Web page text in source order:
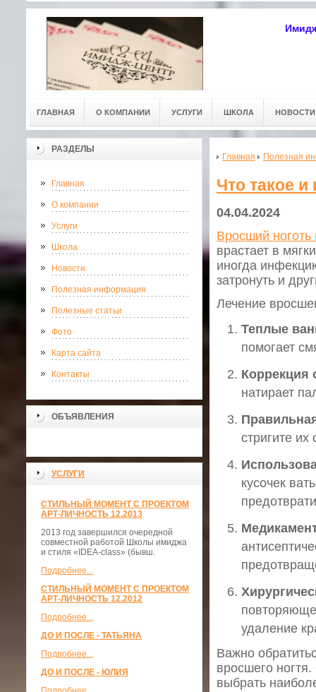
ГЛАВНАЯ О КОМПАНИИ УСЛУГИ ШКОЛА НОВОСТИ
РАЗДЕЛЫ
Главная
О компании
Услуги
Школа
Новости
Полезная информация
Полезные статьи
Фото
Карта сайта
Контакты
ОБЪЯВЛЕНИЯ
УСЛУГИ
СТИЛЬНЫЙ МОМЕНТ С ПРОЕКТОМ
АРТ-ЛИЧНОСТЬ 12.2013
2013 год завершился очередной
совместной работой Школы имиджа
и стиля «IDEA-class» (бывш.
Подробнее...
СТИЛЬНЫЙ МОМЕНТ С ПРОЕКТОМ
АРТ-ЛИЧНОСТЬ 12.2012
Подробнее...
ДО И ПОСЛЕ - ТАТЬЯНА
Подробнее...
ДО И ПОСЛЕ - ЮЛИЯ
Главная Полезная
Что такое и
04.04.2024
Вросший ноготь
врастает в
иногда
затронуть и
Лечение
Теплые
помогает
Коррекция
натирает
стригите
кусочек
удаление
Важно
вросшего
выбрать